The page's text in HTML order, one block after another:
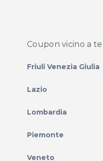
Coupon vicino a te
Friuli Venezia Giulia
Lazio
Lombardia
Piemonte
Veneto